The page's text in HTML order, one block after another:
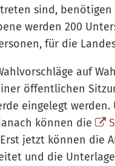
sind, benötigen
werden 200
für die
auf
öffentlichen
eingelegt
können die
jetzt können die
und die